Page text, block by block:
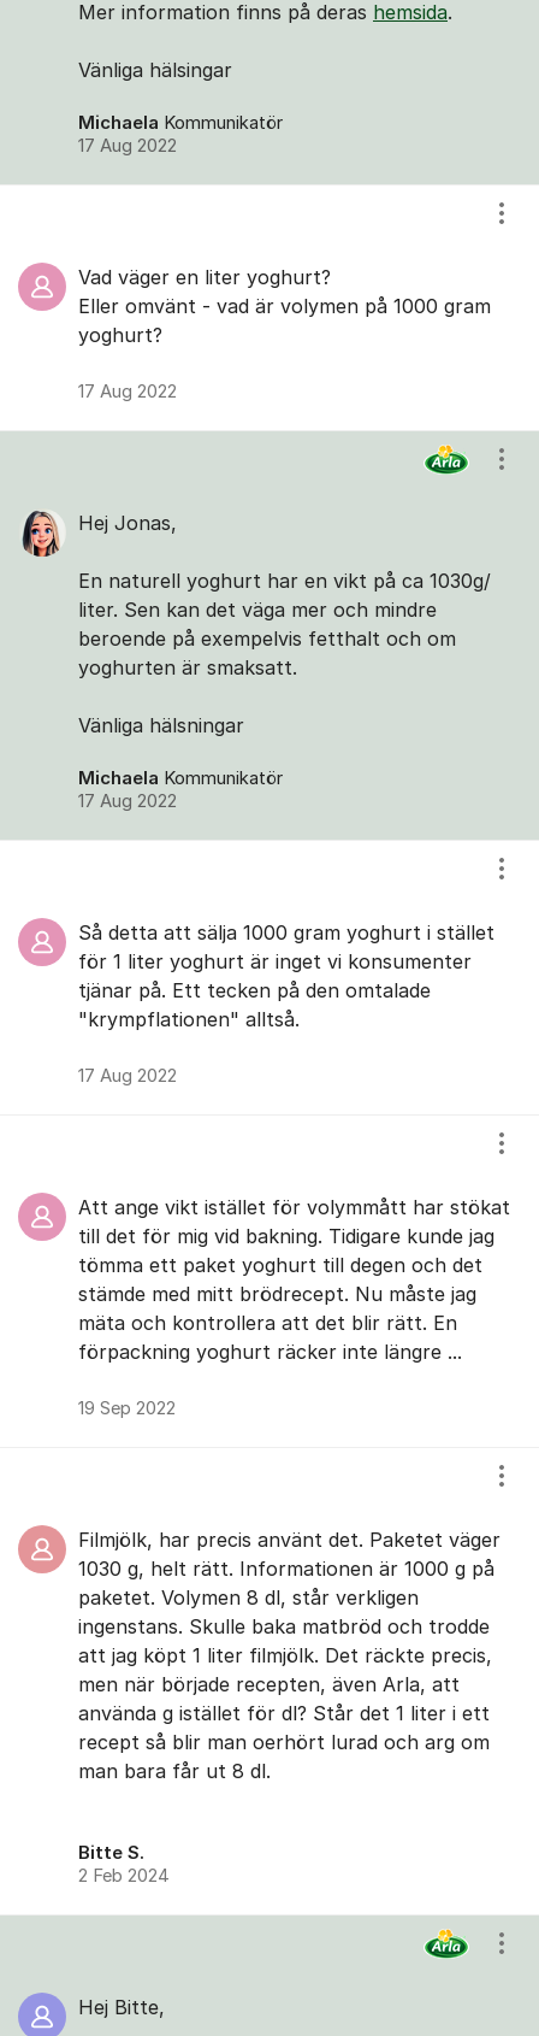
Mer information finns på deras hemsida.
Vänliga hälsingar
Michaela Kommunikatör
17 Aug 2022
Vad väger en liter yoghurt?
Eller omvänt - vad är volymen på 1000 gram
yoghurt?
17 Aug 2022
Hej Jonas,
En naturell yoghurt har en vikt på ca 1030g/
liter. Sen kan det väga mer och mindre
beroende på exempelvis fetthalt och om
yoghurten är smaksatt.
Vänliga hälsningar
Michaela Kommunikatör
17 Aug 2022
Så detta att sälja 1000 gram yoghurt i stället
för 1 liter yoghurt är inget vi konsumenter
tjänar på. Ett tecken på den omtalade
"krympflationen" alltså.
17 Aug 2022
Att ange vikt istället för volymmått har stökat
till det för mig vid bakning. Tidigare kunde jag
tömma ett paket yoghurt till degen och det
stämde med mitt brödrecept. Nu måste jag
mäta och kontrollera att det blir rätt. En
förpackning yoghurt räcker inte längre ...
19 Sep 2022
Filmjölk, har precis använt det. Paketet väger
1030 g, helt rätt. Informationen är 1000 g på
paketet. Volymen 8 dl, står verkligen
ingenstans. Skulle baka matbröd och trodde
att jag köpt 1 liter filmjölk. Det räckte precis,
men när började recepten, även Arla, att
använda g istället för dl? Står det 1 liter i ett
recept så blir man oerhört lurad och arg om
man bara får ut 8 dl.
Bitte S.
2 Feb 2024
Hej Bitte,